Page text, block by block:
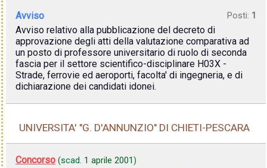
Avviso Posti: 1
Avviso relativo alla pubblicazione del decreto di
approvazione degli atti della valutazione comparativa ad
un posto di professore universitario di ruolo di seconda
fascia per il settore scientifico-disciplinare H03X -
Strade, ferrovie ed aeroporti, facolta' di ingegneria, e di
dichiarazione dei candidati idonei.
UNIVERSITA' "G. D'ANNUNZIO" DI CHIETI-PESCARA
Concorso (scad. 1 aprile 2001)